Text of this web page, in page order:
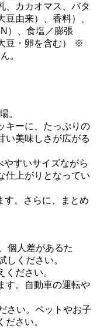
、カカオマス、バタ
由来）、香料）、
）、食塩／膨張
豆・卵を含む） ※
。
。
キーに、たっぷりの
い美味しさが広がる
すいサイズながら
仕上がりとなってい
す。さらに、まとめ
個人差があるた
しください。
ください。
す。自動車の運転や
さい。ペットやお子
さい。